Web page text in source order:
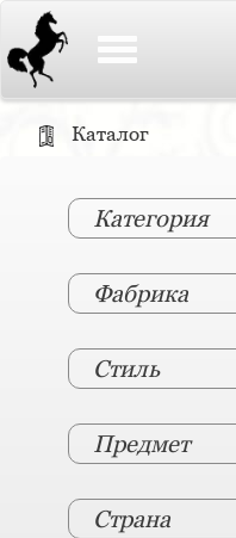
Каталог
Категория
Фабрика
Стиль
Предмет
Страна